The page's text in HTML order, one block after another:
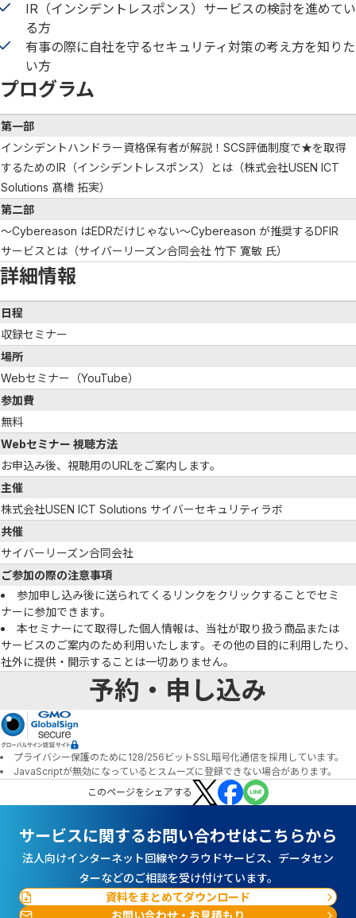
IR（インシデントレスポンス）サービスの検討を進めてい
る方
有事の際に自社を守るセキュリティ対策の考え方を知りた
い方
プログラム
第一部
インシデントハンドラー資格保有者が解説！SCS評価制度で★を取得
するためのIR（インシデントレスポンス）とは（株式会社USEN ICT
Solutions 髙橋 拓実）
第二部
～Cybereason はEDRだけじゃない～Cybereason が推奨するDFIR
サービスとは（サイバーリーズン合同会社 竹下 寛敏 氏）
詳細情報
日程
収録セミナー
場所
Webセミナー（YouTube）
参加費
無料
Webセミナー 視聴方法
お申込み後、視聴用のURLをご案内します。
主催
株式会社USEN ICT Solutions サイバーセキュリティラボ
共催
サイバーリーズン合同会社
ご参加の際の注意事項
参加申し込み後に送られてくるリンクをクリックすることでセミ
ナーに参加できます。
本セミナーにて取得した個人情報は、当社が取り扱う商品または
サービスのご案内のため利用いたします。その他の目的に利用したり、
社外に提供・開示することは一切ありません。
予約・申し込み
プライバシー保護のために128/256ビットSSL暗号化通信を採用しています。
JavaScriptが無効になっているとスムーズに登録できない場合があります。
このページをシェアする
サービスに関するお問い合わせはこちらから
法人向けインターネット回線やクラウドサービス、データセン
ターなどのご相談を受け付けています。
資料をまとめてダウンロード
お問い合わせ・お見積もり